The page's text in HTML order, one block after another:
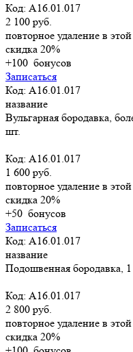
Код: A16.01.017
2 100 руб.
повторное удаление в
скидка 20%
+100 бонусов
Записаться
Код: A16.01.017
название
Вульгарная бородавка,
шт.
Код: A16.01.017
1 600 руб.
повторное удаление в
скидка 20%
+50 бонусов
Записаться
Код: A16.01.017
название
Подошвенная бородавка,
Код: A16.01.017
2 800 руб.
повторное удаление в
скидка 20%